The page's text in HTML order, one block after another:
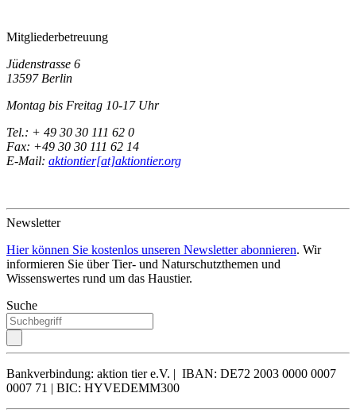
Mitgliederbetreuung
Jüdenstrasse 6
13597 Berlin
Montag bis Freitag 10-17 Uhr
Tel.: + 49 30 30 111 62 0
Fax: +49 30 30 111 62 14
E-Mail: aktiontier[at]aktiontier.org
Newsletter
Hier können Sie kostenlos unseren Newsletter abonnieren. Wir
informieren Sie über Tier- und Naturschutzthemen und
Wissenswertes rund um das Haustier.
Suche
Bankverbindung: aktion tier e.V. | IBAN: DE72 2003 0000 0007
0007 71 | BIC: HYVEDEMM300